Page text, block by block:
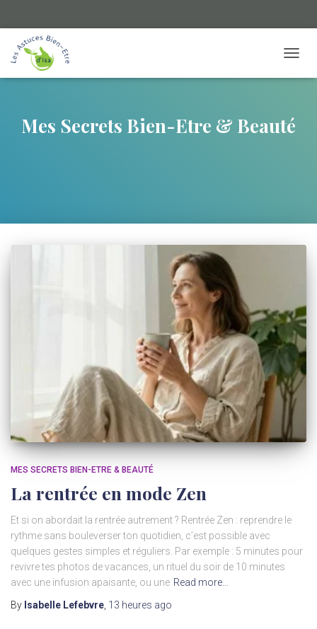
Mes Secrets Bien-Etre & Beauté
MES SECRETS BIEN-ETRE & BEAUTÉ
La rentrée en mode Zen
Et si on abordait la rentrée autrement ? Rentrée Zen : reprendre le
rythme sans bouleverser ton quotidien, c’est possible avec
quelques gestes simples et réguliers. Par exemple : 5 minutes pour
revivre tes photos de vacances, un rituel du soir de 10 minutes
avec une infusion apaisante, ou une Read more…
By Isabelle Lefebvre 13 heures ago